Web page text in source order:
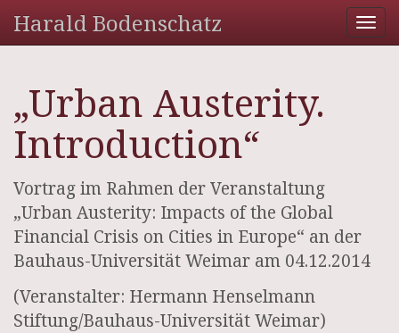
Harald Bodenschatz
„Urban Austerity.
Introduction“
Vortrag im Rahmen der Veranstaltung
„Urban Austerity: Impacts of the Global
Financial Crisis on Cities in Europe“ an der
Bauhaus-Universität Weimar am 04.12.2014
(Veranstalter: Hermann Henselmann
Stiftung/Bauhaus-Universität Weimar)